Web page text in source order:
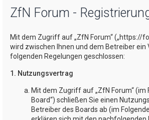
ZfN Forum -
Mit dem Zugriff auf „ZfN Forum“ („https://
wird zwischen Ihnen und dem Betreiber ein
folgenden Regelungen geschlossen:
1. Nutzungsvertrag
Mit dem Zugriff auf „ZfN Forum“ (im
Board“) schließen Sie einen
Betreiber des Boards ab (im